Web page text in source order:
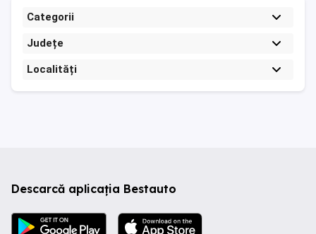
Categorii
Județe
Localități
Descarcă aplicația Bestauto